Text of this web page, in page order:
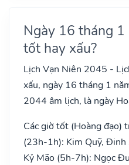
Ngày 16 tháng
tốt hay xấu?
Lịch Vạn Niên 2045 -
xấu, ngày 16 tháng 1
2044 âm lịch, là ngày
Các giờ tốt (Hoàng đạo)
(23h-1h): Kim Quỹ, Đinh
Kỷ Mão (5h-7h): Ngọc